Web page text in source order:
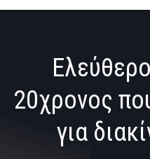
20χρονος
για